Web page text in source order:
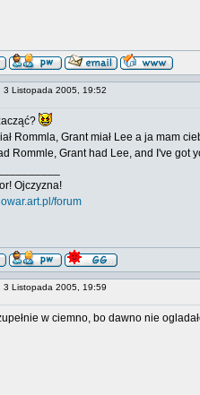
3 Listopada 2005, 19:52
Rommla, Grant miał Lee a ja mam
Rommle, Grant had Lee, and I've got
Ojczyzna!
forum
3 Listopada 2005, 19:59
w ciemno, bo dawno nie